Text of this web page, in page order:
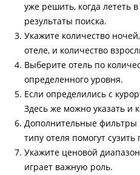
уже решить, когда лететь
результаты поиска.
Укажите количество
отеле, и количество
Выберите отель по
определенного уровня.
Если определились с
Здесь же можно указать и
Дополнительные фильтры
типу отеля помогут сузить
Укажите ценовой
играет важную роль.